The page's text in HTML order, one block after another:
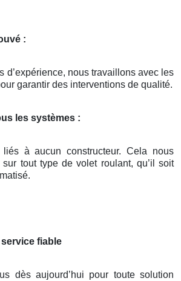
:
d’expérience, nous travaillons avec les
garantir des interventions de qualité.
les systèmes :
à aucun constructeur. Cela nous
sur tout type de volet roulant, qu’il soit
service fiable
dès aujourd’hui pour toute solution